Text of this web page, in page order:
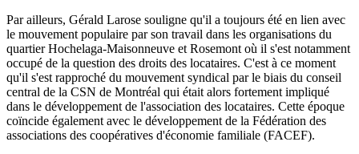
Par ailleurs, Gérald Larose souligne qu'il a toujours été en lien avec
le mouvement populaire par son travail dans les organisations du
quartier Hochelaga-Maisonneuve et Rosemont où il s'est notamment
occupé de la question des droits des locataires. C'est à ce moment
qu'il s'est rapproché du mouvement syndical par le biais du conseil
central de la CSN de Montréal qui était alors fortement impliqué
dans le développement de l'association des locataires. Cette époque
coïncide également avec le développement de la Fédération des
associations des coopératives d'économie familiale (FACEF).